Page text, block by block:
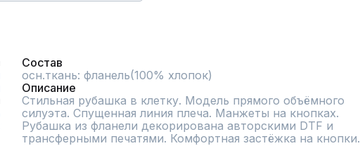
Состав
осн.ткань: фланель(100% хлопок)
Описание
Стильная рубашка в клетку. Модель прямого объёмного
силуэта. Спущенная линия плеча. Манжеты на кнопках.
Рубашка из фланели декорирована авторскими DTF и
трансферными печатями. Комфортная застёжка на кнопки.